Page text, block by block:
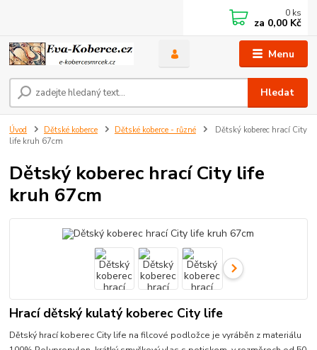
Menu
Hledat
0 ks
za 0,00 Kč
Úvod Dětské koberce Dětské koberce - různé
Dětský koberec hrací City
life kruh 67cm
Dětský koberec hrací City life
kruh 67cm
Hrací dětský kulatý koberec City life
Dětský hrací koberec City life na filcové podložce je vyráběn z materiálu